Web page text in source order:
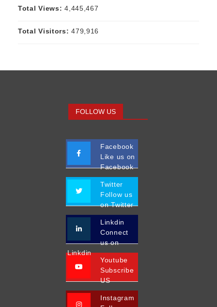
Total Views:4,445,467
Total Visitors:479,916
FOLLOW US
Facebook
Like us on
Facebook
Twitter
Follow us
on Twitter
Linkdin
Connect
us on
Linkdin
Youtube
Subscribe
US
Instagram